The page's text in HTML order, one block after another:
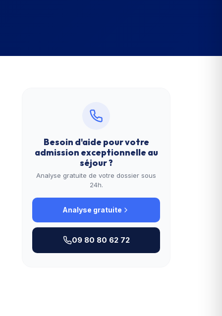
Besoin d'aide pour votre
admission exceptionnelle au
séjour?
Analyse gratuite de votre dossier sous
24h.
Analyse gratuite
09 80 80 62 72